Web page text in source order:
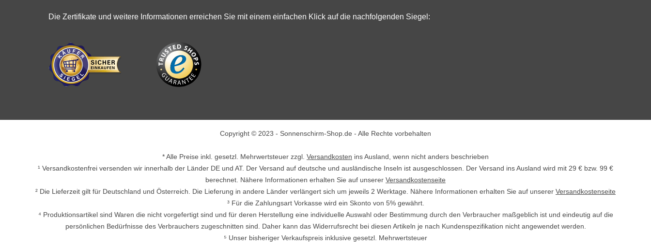
Die Zertifikate und weitere Informationen erreichen Sie mit einem einfachen Klick auf die nachfolgenden Siegel:
Copyright © 2023 - Sonnenschirm-Shop.de - Alle Rechte vorbehalten
* Alle Preise inkl. gesetzl. Mehrwertsteuer zzgl. Versandkosten ins Ausland, wenn nicht anders beschrieben
¹ Versandkostenfrei versenden wir innerhalb der Länder DE und AT. Der Versand auf deutsche und ausländische Inseln ist ausgeschlossen. Der Versand ins Ausland wird mit 29 € bzw. 99 €
berechnet. Nähere Informationen erhalten Sie auf unserer Versandkostenseite
² Die Lieferzeit gilt für Deutschland und Österreich. Die Lieferung in andere Länder verlängert sich um jeweils 2 Werktage. Nähere Informationen erhalten Sie auf unserer Versandkostenseite
³ Für die Zahlungsart Vorkasse wird ein Skonto von 5% gewährt.
⁴ Produktionsartikel sind Waren die nicht vorgefertigt sind und für deren Herstellung eine individuelle Auswahl oder Bestimmung durch den Verbraucher maßgeblich ist und eindeutig auf die
persönlichen Bedürfnisse des Verbrauchers zugeschnitten sind. Daher kann das Widerrufsrecht bei diesen Artikeln je nach Kundenspezifikation nicht angewendet werden.
⁵ Unser bisheriger Verkaufspreis inklusive gesetzl. Mehrwertsteuer